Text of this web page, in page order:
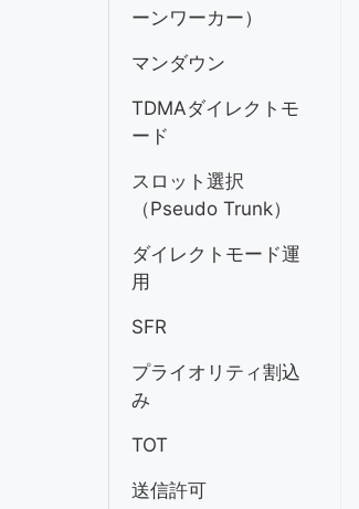
ーンワーカー）
マンダウン
TDMAダイレクトモ
ード
スロット選択
（Pseudo Trunk）
ダイレクトモード運
用
SFR
プライオリティ割込
み
TOT
送信許可